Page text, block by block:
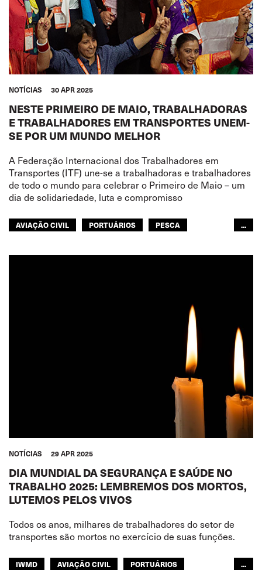
NOTÍCIAS 30 APR 2025
NESTE PRIMEIRO DE MAIO, TRABALHADORAS
E TRABALHADORES EM TRANSPORTES UNEM-
SE POR UM MUNDO MELHOR
A Federação Internacional dos Trabalhadores em
Transportes (ITF) une-se a trabalhadoras e trabalhadores
de todo o mundo para celebrar o Primeiro de Maio – um
dia de solidariedade, luta e compromisso
AVIAÇÃO CIVIL PORTUÁRIOS
PESCA
ÁSIA PACÍFICO
ITF AMÉRICAS
...
NOTÍCIAS 29 APR 2025
DIA MUNDIAL DA SEGURANÇA E SAÚDE NO
TRABALHO 2025: LEMBREMOS DOS MORTOS,
LUTEMOS PELOS VIVOS
Todos os anos, milhares de trabalhadores do setor de
transportes são mortos no exercício de suas funções.
IWMD AVIAÇÃO CIVIL
PORTUÁRIOS
...